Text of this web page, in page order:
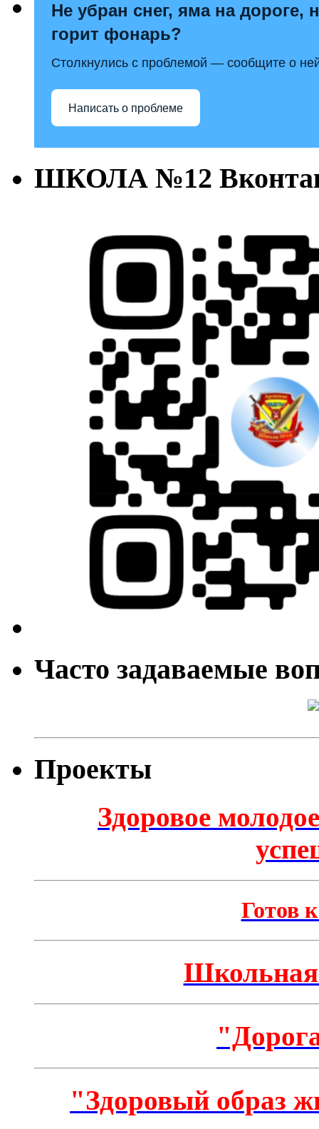
Не убран снег, яма на дороге,
горит фонарь?
Столкнулись с проблемой — сообщите о
Написать о проблеме
ШКОЛА №12
Часто задаваемые
Проекты
Здоровое
Готов
Школьная
"Здоровый образ